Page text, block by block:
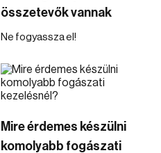
összetevők vannak
Ne fogyassza el!
Mire érdemes készülni
komolyabb fogászati